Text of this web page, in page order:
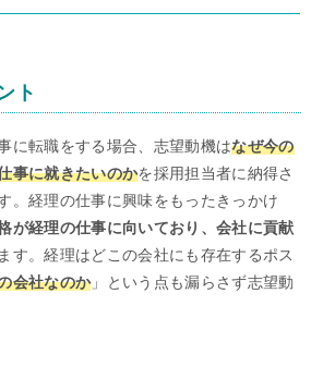
ト
に転職をする場合、志望動機はなぜ今の
事に就きたいのかを採用担当者に納得さ
。経理の仕事に興味をもったきっかけ
が経理の仕事に向いており、会社に貢献
す。経理はどこの会社にも存在するポス
会社なのか」という点も漏らさず志望動